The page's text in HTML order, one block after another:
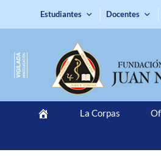
Estudiantes Docentes
La Corpas